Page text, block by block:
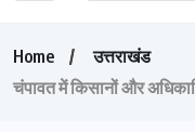
Home
उत्तराखंड
चंपावत में किसानों और